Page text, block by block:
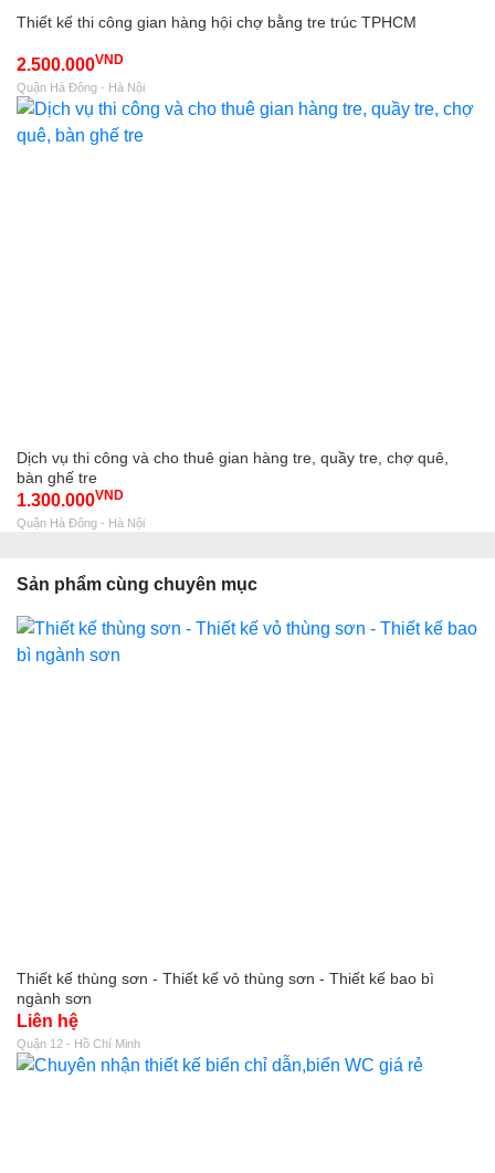
Thiết kế thi công gian hàng hội chợ bằng tre trúc TPHCM
2.500.000VND
Quận Hà Đông - Hà Nội
Dịch vụ thi công và cho thuê gian hàng tre, quầy tre, chợ quê,
bàn ghế tre
1.300.000VND
Quận Hà Đông - Hà Nội
Sản phẩm cùng chuyên mục
Thiết kế thùng sơn - Thiết kế vỏ thùng sơn - Thiết kế bao bì
ngành sơn
Liên hệ
Quận 12 - Hồ Chí Minh